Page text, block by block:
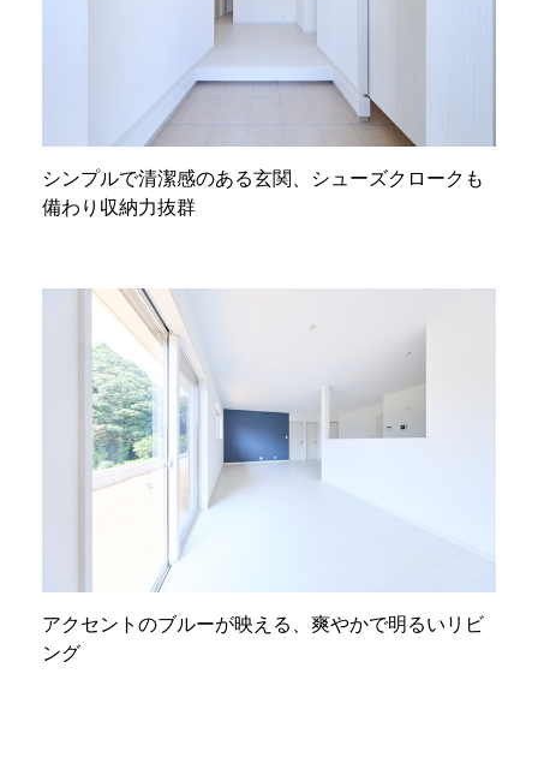
シンプルで清潔感のある玄関、シューズクロークも
備わり収納力抜群
アクセントのブルーが映える、爽やかで明るいリビ
ング